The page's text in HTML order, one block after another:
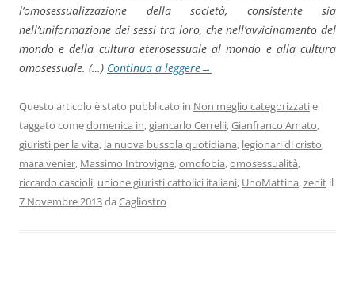
l’omosessualizzazione della società, consistente sia
nell’uniformazione dei sessi tra loro, che nell’avvicinamento del
mondo e della cultura eterosessuale al mondo e alla cultura
omosessuale. (…) Continua a leggere→
Questo articolo è stato pubblicato in Non meglio categorizzatie
taggato comedomenica in,giancarlo Cerrelli,Gianfranco Amato,
giuristi per la vita, la nuova bussola quotidiana, legionari di cristo,
mara venier, Massimo Introvigne,omofobia,omosessualità,
riccardo cascioli, unione giuristi cattolici italiani, UnoMattina,zenit il
7 Novembre 2013da Cagliostro